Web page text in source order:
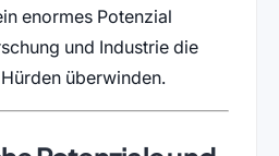
enormes Potenzial
und Industrie die
überwinden.